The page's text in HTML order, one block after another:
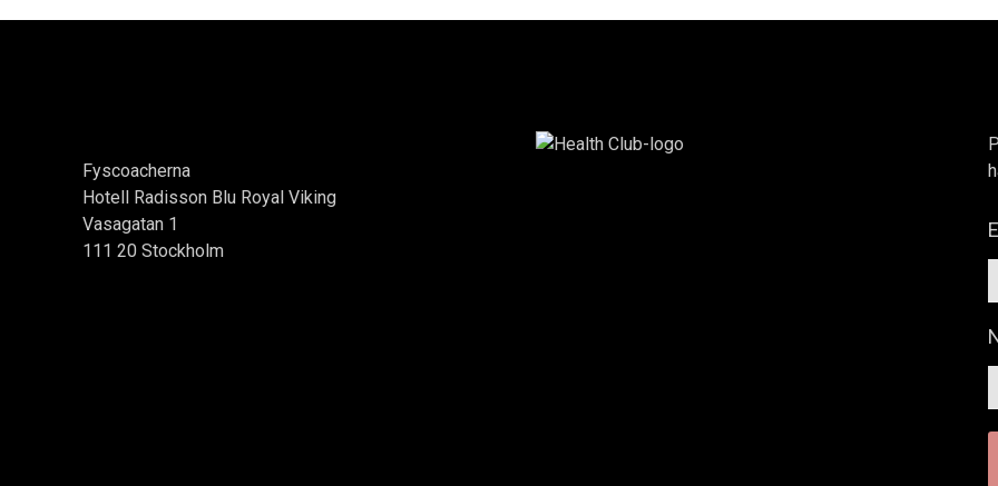
Fyscoacherna
Hotell Radisson Blu Royal Viking
Vasagatan 1
111 20 Stockholm